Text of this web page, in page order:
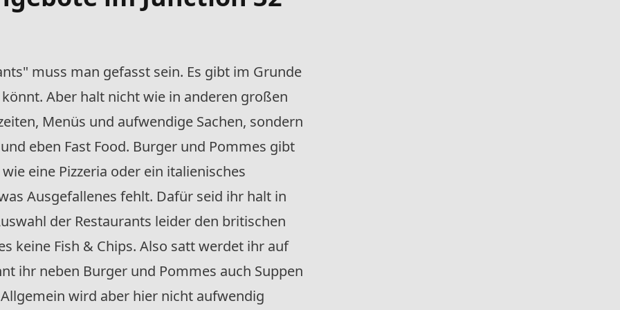
muss man gefasst sein. Es gibt im Grunde
Aber halt nicht wie in anderen großen
Menüs und aufwendige Sachen, sondern
eben Fast Food. Burger und Pommes gibt
eine Pizzeria oder ein italienisches
Ausgefallenes fehlt. Dafür seid ihr halt in
der Restaurants leider den britischen
keine Fish & Chips. Also satt werdet ihr auf
ihr neben Burger und Pommes auch Suppen
wird aber hier nicht aufwendig